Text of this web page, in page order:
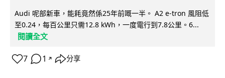
Audi 呢部新車，能耗竟然係25年前嘅一半。 A2 e-tron 風阻低
至0.24，每百公里只需12.8 kWh，一度電行到7.8公里。6...
閱讀全文
7 1 ↗ 分享